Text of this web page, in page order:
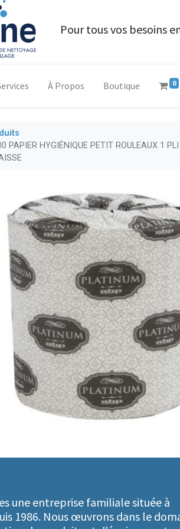
Pour tous vos besoins
À Propos Boutique 0
PAPIER HYGIÉNIQUE PETIT ROULEAUX 1 PLI
une entreprise familiale située à
1986. Nous œuvrons dans le